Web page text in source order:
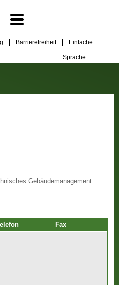
Barrierefreiheit Einfache
Sprache
Gebäudemanagement
Fax